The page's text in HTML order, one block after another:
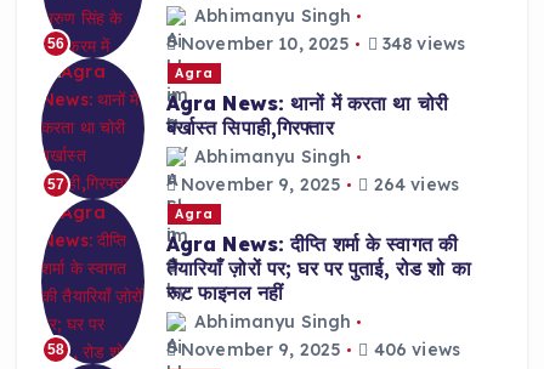
56
Abhimanyu Singh
November 10, 2025
348 views
57
Agra
Agra News: थानों में करता था चोरी
बर्खास्त सिपाही,गिरफ्तार
Abhimanyu Singh
November 9, 2025
264 views
58
Agra
Agra News: दीप्ति शर्मा के स्वागत की
तैयारियाँ ज़ोरों पर; घर पर पुताई, रोड शो का
रूट फाइनल नहीं
Abhimanyu Singh
November 9, 2025
406 views